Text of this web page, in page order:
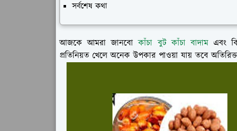
সর্বশেষ কথা
আজকে আমরা জানবোকাঁচা বুট কাঁচা বাদামএবং
প্রতিনিয়ত খেলে অনেক উপকার পাওয়া যায় তবে